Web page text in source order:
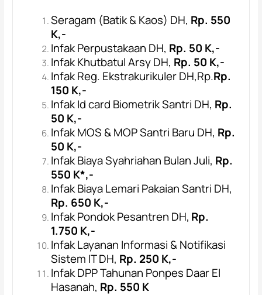
Seragam (Batik & Kaos) DH, Rp. 550
K,-
Infak Perpustakaan DH, Rp. 50 K,-
Infak Khutbatul Arsy DH, Rp. 50 K,-
Infak Reg. Ekstrakurikuler DH,Rp.Rp.
150 K,-
Infak Id card Biometrik Santri DH, Rp.
50 K,-
Infak MOS & MOP Santri Baru DH, Rp.
50 K,-
Infak Biaya Syahriahan Bulan Juli, Rp.
550 K*,-
Infak Biaya Lemari Pakaian Santri DH,
Rp. 650 K,-
Infak Pondok Pesantren DH, Rp.
1.750 K,-
Infak Layanan Informasi & Notifikasi
Sistem IT DH, Rp. 250 K,-
Infak DPP Tahunan Ponpes Daar El
Hasanah, Rp. 550 K